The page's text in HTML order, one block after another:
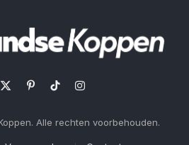
X
PinterestTikTokInstagram
Alle rechten voorbehouden.